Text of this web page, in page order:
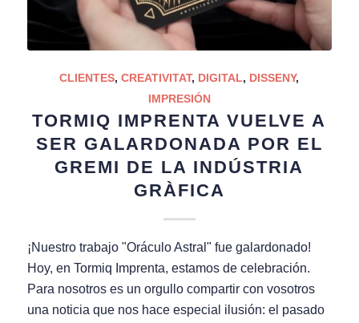
CLIENTES,CREATIVITAT, DIGITAL, DISSENY,
IMPRESIÓN
TORMIQ IMPRENTA VUELVE A
SER GALARDONADA POR EL
GREMI DE LA INDÚSTRIA
GRÀFICA
¡Nuestro trabajo "Oráculo Astral" fue galardonado!
Hoy, en Tormiq Imprenta, estamos de celebración.
Para nosotros es un orgullo compartir con vosotros
una noticia que nos hace especial ilusión: el pasado